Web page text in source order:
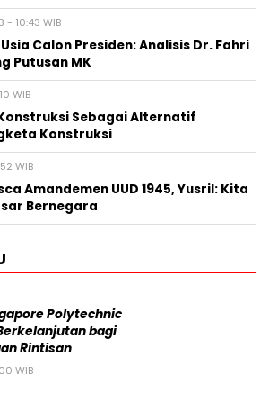
- 10:43 WIB
Calon Presiden: Analisis Dr. Fahri
Putusan MK
WIB
Sebagai Alternatif
Konstruksi
WIB
Amandemen UUD 1945, Yusril: Kita
Bernegara
Polytechnic
bagi
Rintisan
WIB